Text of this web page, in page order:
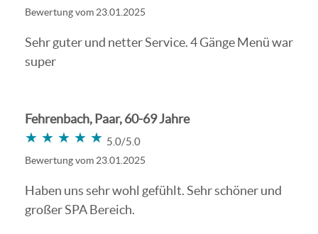
Bewertung vom 23.01.2025
Sehr guter und netter Service. 4 Gänge Menü war
super
Fehrenbach, Paar, 60-69 Jahre
★★★★★
★★★★★ 5.0/5.0
Bewertung vom 23.01.2025
Haben uns sehr wohl gefühlt. Sehr schöner und
großer SPA Bereich.